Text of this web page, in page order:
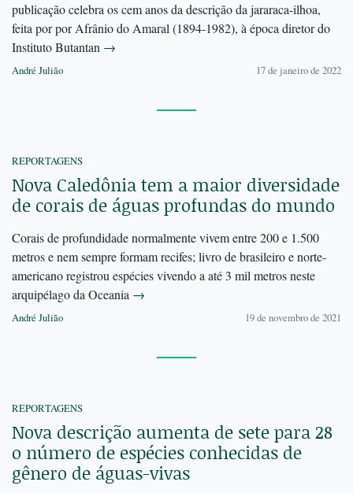
publicação celebra os cem anos da descrição da jararaca-ilhoa,
feita por por Afrânio do Amaral (1894-1982), à época diretor do
Instituto Butantan →
André Julião 17 de janeiro de 2022
REPORTAGENS
Nova Caledônia tem a maior diversidade
de corais de águas profundas do mundo
Corais de profundidade normalmente vivem entre 200 e 1.500
metros e nem sempre formam recifes; livro de brasileiro e norte-
americano registrou espécies vivendo a até 3 mil metros neste
arquipélago da Oceania →
André Julião 19 de novembro de 2021
REPORTAGENS
Nova descrição aumenta de sete para 28
o número de espécies conhecidas de
gênero de águas-vivas